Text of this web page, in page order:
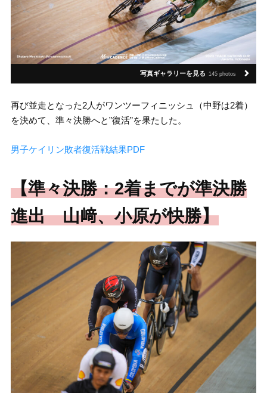
写真ギャラリーを見る 145 photos
再び並走となった2人がワンツーフィニッシュ（中野は2着）
を決めて、準々決勝へと”復活”を果たした。
男子ケイリン敗者復活戦結果PDF
【準々決勝：2着までが準決勝
進出 山﨑、小原が快勝】